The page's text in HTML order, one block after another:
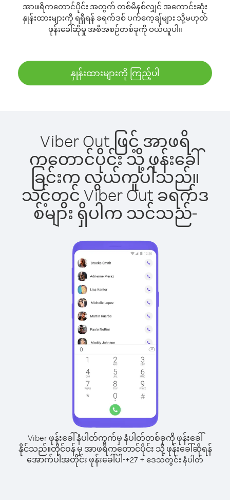
အာဖရိကတောင်ပိုင်း အတွက် တစ်မိနစ်လျှင် အကောင်းဆုံး
နှုန်းထားများကို ရရှိရန် ခရက်ဒစ် ပက်ကေ့ချ်များ သို့မဟုတ်
ဖုန်းခေါ်ဆိုမှု အစီအစဉ်တစ်ခုကို ဝယ်ယူပါ။
နှုန်းထားများကို ကြည့်ပါ
Viber Out ဖြင့် အာဖရိ
ကတောင်ပိုင်း သို့ ဖုန်းခေါ်
ခြင်းက လွယ်ကူပါသည်။
သင့်တွင် Viber Out ခရက်ဒ
စ်များ ရှိပါက သင်သည်-
Viber ဖုန်းခေါ်နံပါတ်ကွက်မှ နံပါတ်တစ်ခုကို ဖုန်းခေါ်
နိုင်သည်။တိုင်ဝန် မှ အာဖရိကတောင်ပိုင်း သို့ ဖုန်းခေါ်ဆိုရန်
အောက်ပါအတိုင်း ဖုန်းခေါ်ပါ-+27 + ဒေသတွင်း နံပါတ်